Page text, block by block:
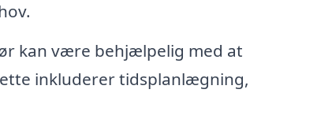
kan være behjælpelig med at
inkluderer tidsplanlægning,